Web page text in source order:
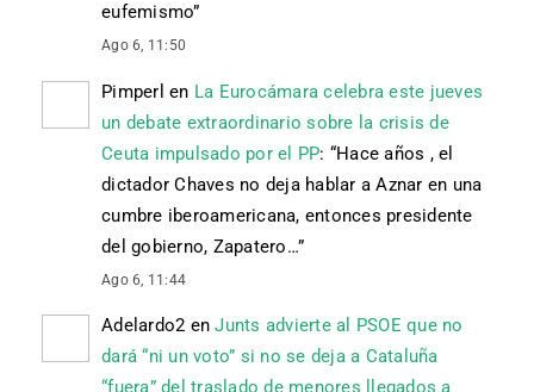
eufemismo”
Ago 6, 11:50
Pimperl en La Eurocámara celebra este jueves
un debate extraordinario sobre la crisis de
Ceuta impulsado por el PP: “Hace años , el
dictador Chaves no deja hablar a Aznar en una
cumbre iberoamericana, entonces presidente
del gobierno, Zapatero…”
Ago 6, 11:44
Adelardo2 enJunts advierte al PSOE que no
dará “ni un voto” si no se deja a Cataluña
“fuera” del traslado de menores llegados a